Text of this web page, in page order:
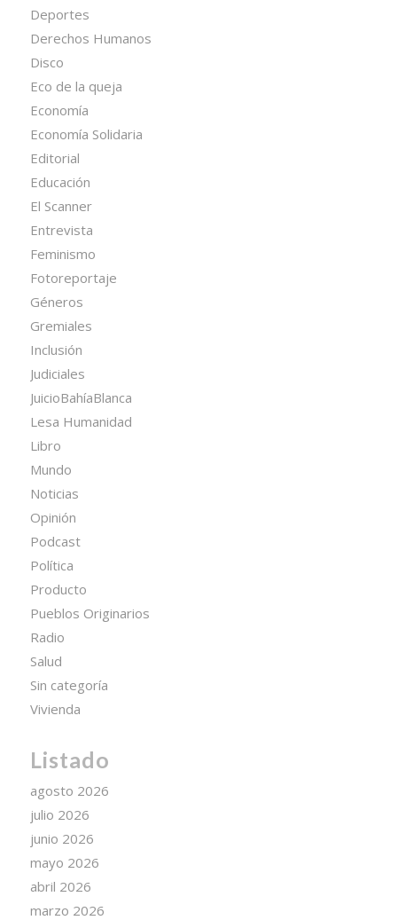
Deportes
Derechos Humanos
Disco
Eco de la queja
Economía
Economía Solidaria
Editorial
Educación
El Scanner
Entrevista
Feminismo
Fotoreportaje
Géneros
Gremiales
Inclusión
Judiciales
JuicioBahíaBlanca
Lesa Humanidad
Libro
Mundo
Noticias
Opinión
Podcast
Política
Producto
Pueblos Originarios
Radio
Salud
Sin categoría
Vivienda
Listado
agosto 2026
julio 2026
junio 2026
mayo 2026
abril 2026
marzo 2026